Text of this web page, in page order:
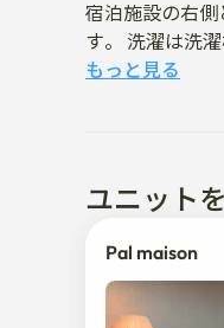
宿泊施設の右
す。 洗濯は洗
交通の便は非常
離でご乗車い
小さなベラン
に最適な空間で
こちらの宿泊
いたします。
もっと見る
ユニット
Pal maison